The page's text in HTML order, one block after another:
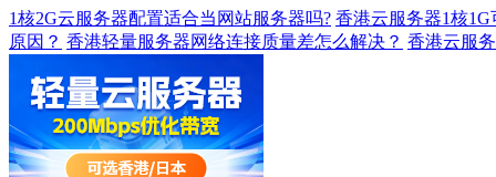
1核2G云服务器配置适合当网站服务器吗? 香港云服务器1核
原因？ 香港轻量服务器网络连接质量差怎么解决？ 香港云服